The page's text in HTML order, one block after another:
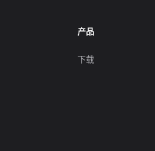
产品
下载